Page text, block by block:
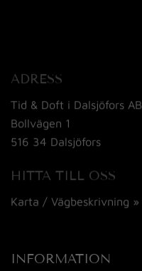
ADRESS
Tid & Doft i Dalsjöfors AB
Bollvägen 1
516 34 Dalsjöfors
HITTA TILL OSS
Karta / Vägbeskrivning »
INFORMATION